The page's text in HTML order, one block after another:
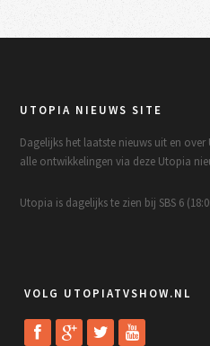
UTOPIA NIEUWS SITE
Dagelijks het laatste nieuws uit en
alle ontwikkelingen via deze Utopia
Utopia is dagelijks te zien bij SBS 6
VOLG UTOPIATVSHOW.NL